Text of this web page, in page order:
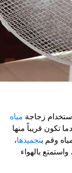
زجاجة مياه
تكون قريباً منها
وقم بتجميدها،
بالهواء